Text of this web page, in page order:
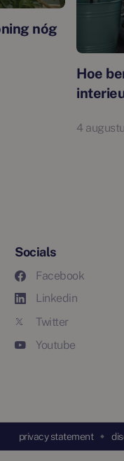
nóg
Hoe
4
Socials
Facebook
Linkedin
Twitter
Youtube
privacy statement